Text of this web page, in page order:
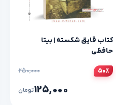
کتاب قایق شکسته | بیتا
حافظی
۵۰٪ ۲۵۰,۰۰۰
۱۲۵,۰۰۰تومان